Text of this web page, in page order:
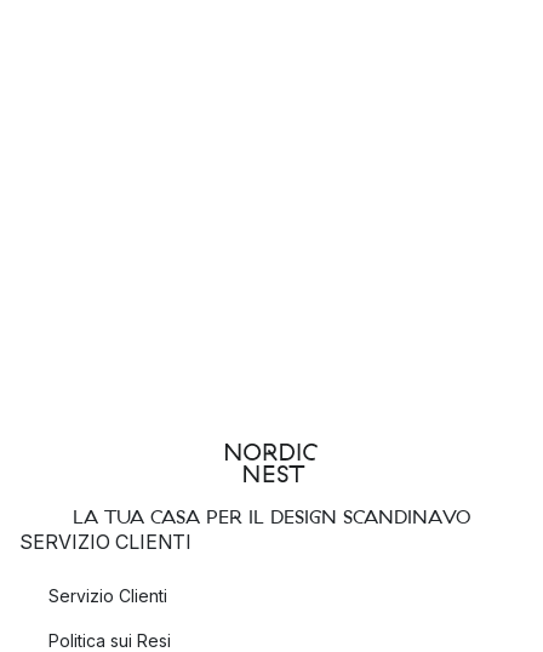
LA TUA CASA PER IL DESIGN SCANDINAVO
SERVIZIO CLIENTI
Servizio Clienti
Politica sui Resi